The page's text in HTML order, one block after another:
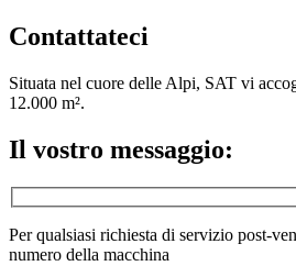
Contattateci
Situata nel cuore delle Alpi, SAT vi
12.000 m².
Il vostro messaggio:
Per qualsiasi richiesta di servizio post-
numero della macchina